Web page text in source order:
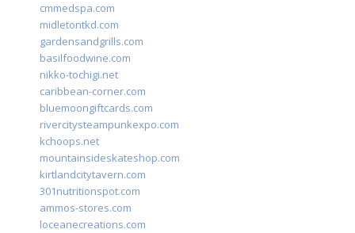
cmmedspa.com
midletontkd.com
gardensandgrills.com
basilfoodwine.com
nikko-tochigi.net
caribbean-corner.com
bluemoongiftcards.com
rivercitysteampunkexpo.com
kchoops.net
mountainsideskateshop.com
kirtlandcitytavern.com
301nutritionspot.com
ammos-stores.com
loceanecreations.com